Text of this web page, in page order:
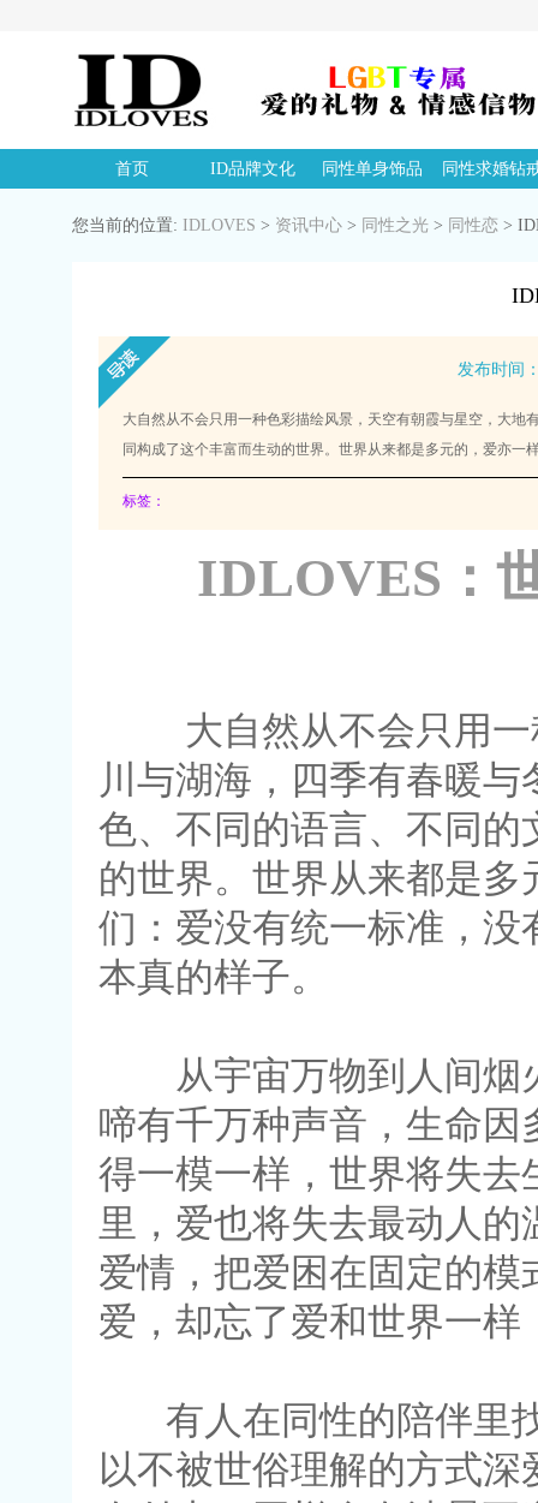
首页 ID品牌文化 同性单身饰品 同性求婚钻
您当前的位置: IDLOVES > 资讯中心 > 同性之光 > 同性恋 >
发布时间
大自然从不会只用一种色彩描绘风景，天空有朝霞与星空，大
同构成了这个丰富而生动的世界。世界从来都是多元的，爱亦
标签：
IDLOVES：
大自然从不会只用一
川与湖海，四季有春暖
色、不同的语言、不同
的世界。世界从来都是
们：爱没有统一标准，
本真的样子。
从宇宙万物到人间烟
啼有千万种声音，生命
得一模一样，世界将失
里，爱也将失去最动人
爱情，把爱困在固定的模
爱，却忘了爱和世界一
有人在同性的陪伴里找
以不被世俗理解的方式